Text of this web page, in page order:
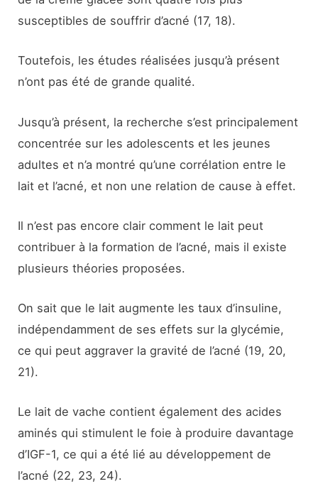
susceptibles de souffrir d’acné (17, 18).
Toutefois, les études réalisées jusqu’à présent
n’ont pas été de grande qualité.
Jusqu’à présent, la recherche s’est principalement
concentrée sur les adolescents et les jeunes
adultes et n’a montré qu’une corrélation entre le
lait et l’acné, et non une relation de cause à effet.
Il n’est pas encore clair comment le lait peut
contribuer à la formation de l’acné, mais il existe
plusieurs théories proposées.
On sait que le lait augmente les taux d’insuline,
indépendamment de ses effets sur la glycémie,
ce qui peut aggraver la gravité de l’acné (19, 20,
21).
Le lait de vache contient également des acides
aminés qui stimulent le foie à produire davantage
d’IGF-1, ce qui a été lié au développement de
l’acné (22, 23, 24).